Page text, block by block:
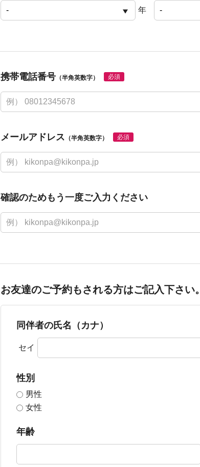
年
携帯電話番号 （半角英数字） 必須
メールアドレス （半角英数字） 必須
確認のためもう一度ご入力ください
お友達のご予約もされる方はご記入下さい。
同伴者の氏名（カナ）
セイ
性別
男性
女性
年齢